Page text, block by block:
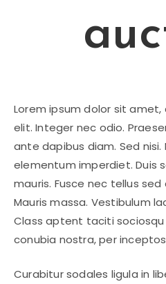
Lorem ipsum dolor sit
elit. Integer nec odio.
ante dapibus diam. Sed nisi.
elementum imperdiet. Duis
mauris. Fusce nec tellus
Mauris massa. Vestibulum
Class aptent taciti
conubia nostra, per
Curabitur sodales ligula in